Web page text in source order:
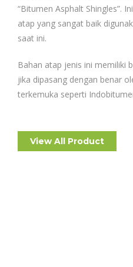
“Bitumen Asphalt Shingles”.
atap yang sangat baik
saat ini.
Bahan atap jenis ini memiliki
jika dipasang dengan benar
terkemuka seperti
View All Product